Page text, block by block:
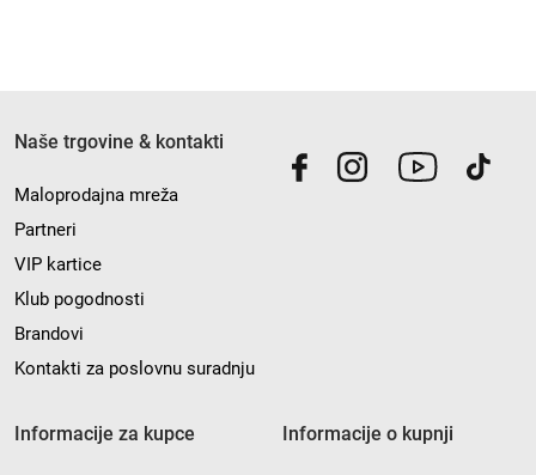
Naše trgovine & kontakti
Maloprodajna mreža
Partneri
VIP kartice
Klub pogodnosti
Brandovi
Kontakti za poslovnu suradnju
Informacije za kupce Informacije o kupnji